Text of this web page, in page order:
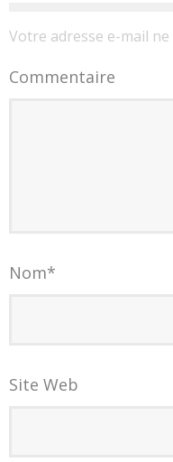
Votre adresse e-mail
Commentaire
Nom*
Site Web